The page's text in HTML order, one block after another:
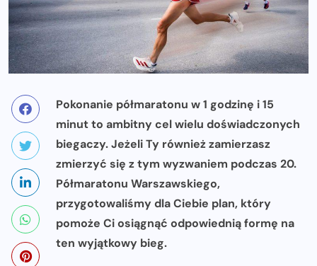
Pokonanie półmaratonu w 1 godzinę i 15
minut to ambitny cel wielu doświadczonych
biegaczy. Jeżeli Ty również zamierzasz
zmierzyć się z tym wyzwaniem podczas 20.
Półmaratonu Warszawskiego,
przygotowaliśmy dla Ciebie plan, który
pomoże Ci osiągnąć odpowiednią formę na
ten wyjątkowy bieg.